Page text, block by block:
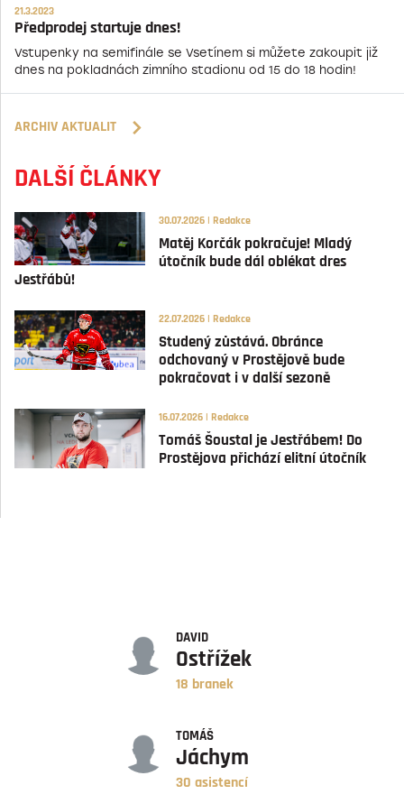
21.3.2023
Předprodej startuje dnes!
Vstupenky na semifinále se Vsetínem si můžete zakoupit již
dnes na pokladnách zimního stadionu od 15 do 18 hodin!
ARCHIV AKTUALIT
DALŠÍ ČLÁNKY
30.07.2026 | Redakce
Matěj Korčák pokračuje! Mladý
útočník bude dál oblékat dres
Jestřábů!
22.07.2026 | Redakce
Studený zůstává. Obránce
odchovaný v Prostějově bude
pokračovat i v další sezoně
16.07.2026 | Redakce
Tomáš Šoustal je Jestřábem! Do
Prostějova přichází elitní útočník
DAVID
Ostřížek
18 branek
TOMÁŠ
Jáchym
30 asistencí